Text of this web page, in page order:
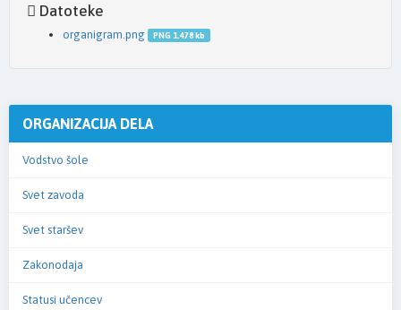
Datoteke
organigram.png PNG 1.478 kb
ORGANIZACIJA DELA
Vodstvo šole
Svet zavoda
Svet staršev
Zakonodaja
Statusi učencev